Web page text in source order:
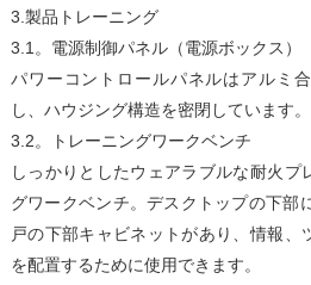
3.製品トレーニング
3.1。電源制御パネル（電源ボックス）
パワーコントロールパネルはアルミ
し、ハウジング構造を密閉しています。
3.2。トレーニングワークベンチ
しっかりとしたウェアラブルな耐火プ
グワークベンチ。デスクトップの下部
戸の下部キャビネットがあり、情報、
を配置するために使用できます。